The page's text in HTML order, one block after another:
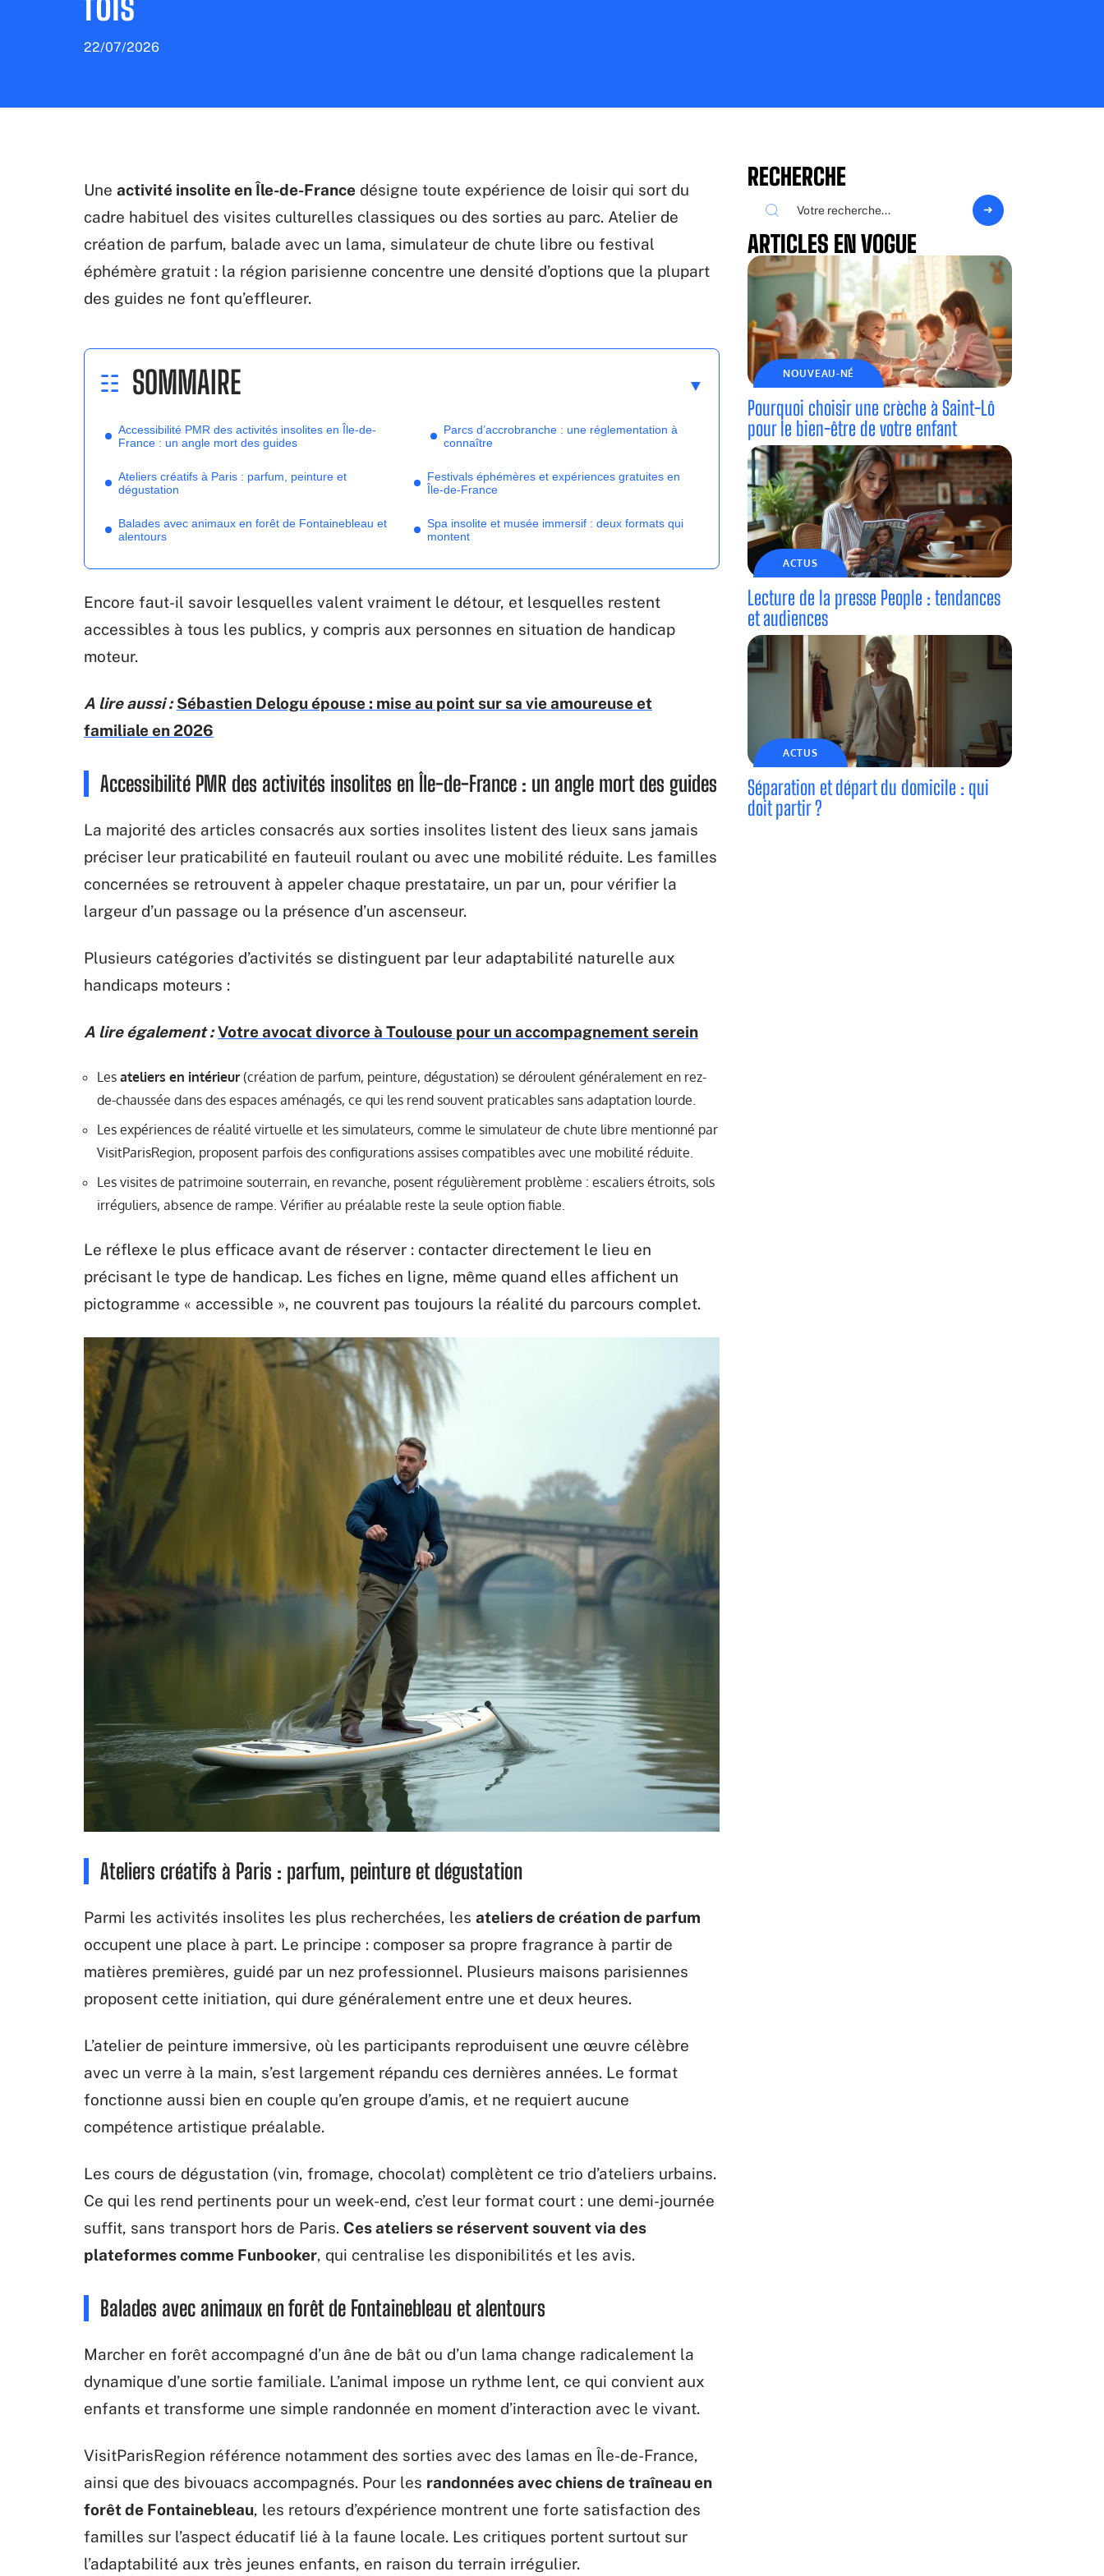
22/07/2026
Une activité insolite en Île-de-France désigne toute expérience de loisir qui sort du
cadre habituel des visites culturelles classiques ou des sorties au parc. Atelier de
création de parfum, balade avec un lama, simulateur de chute libre ou festival
éphémère gratuit : la région parisienne concentre une densité d’options que la plupart
des guides ne font qu’effleurer.
SOMMAIRE
Accessibilité PMR des activités insolites en Île-de-
France : un angle mort des guides
Ateliers créatifs à Paris : parfum, peinture et
dégustation
Balades avec animaux en forêt de Fontainebleau et
alentours
Parcs d’accrobranche : une réglementation à
connaître
Festivals éphémères et expériences gratuites en
Île-de-France
Spa insolite et musée immersif : deux formats qui
montent
Encore faut-il savoir lesquelles valent vraiment le détour, et lesquelles restent
accessibles à tous les publics, y compris aux personnes en situation de handicap
moteur.
A lire aussi : Sébastien Delogu épouse : mise au point sur sa vie amoureuse et
familiale en 2026
Accessibilité PMR des activités insolites en Île-de-France : un angle mort des guides
La majorité des articles consacrés aux sorties insolites listent des lieux sans jamais
préciser leur praticabilité en fauteuil roulant ou avec une mobilité réduite. Les familles
concernées se retrouvent à appeler chaque prestataire, un par un, pour vérifier la
largeur d’un passage ou la présence d’un ascenseur.
Plusieurs catégories d’activités se distinguent par leur adaptabilité naturelle aux
handicaps moteurs :
A lire également : Votre avocat divorce à Toulouse pour un accompagnement serein
Les ateliers en intérieur (création de parfum, peinture, dégustation) se déroulent généralement en rez-
de-chaussée dans des espaces aménagés, ce qui les rend souvent praticables sans adaptation lourde.
Les expériences de réalité virtuelle et les simulateurs, comme le simulateur de chute libre mentionné par
VisitParisRegion, proposent parfois des configurations assises compatibles avec une mobilité réduite.
Les visites de patrimoine souterrain, en revanche, posent régulièrement problème : escaliers étroits, sols
irréguliers, absence de rampe. Vérifier au préalable reste la seule option fiable.
Le réflexe le plus efficace avant de réserver : contacter directement le lieu en
précisant le type de handicap. Les fiches en ligne, même quand elles affichent un
pictogramme « accessible », ne couvrent pas toujours la réalité du parcours complet.
Ateliers créatifs à Paris : parfum, peinture et dégustation
Parmi les activités insolites les plus recherchées, les ateliers de création de parfum
occupent une place à part. Le principe : composer sa propre fragrance à partir de
matières premières, guidé par un nez professionnel. Plusieurs maisons parisiennes
proposent cette initiation, qui dure généralement entre une et deux heures.
L’atelier de peinture immersive, où les participants reproduisent une œuvre célèbre
avec un verre à la main, s’est largement répandu ces dernières années. Le format
fonctionne aussi bien en couple qu’en groupe d’amis, et ne requiert aucune
compétence artistique préalable.
Les cours de dégustation (vin, fromage, chocolat) complètent ce trio d’ateliers urbains.
Ce qui les rend pertinents pour un week-end, c’est leur format court : une demi-journée
suffit, sans transport hors de Paris. Ces ateliers se réservent souvent via des
plateformes comme Funbooker, qui centralise les disponibilités et les avis.
Balades avec animaux en forêt de Fontainebleau et alentours
Marcher en forêt accompagné d’un âne de bât ou d’un lama change radicalement la
dynamique d’une sortie familiale. L’animal impose un rythme lent, ce qui convient aux
enfants et transforme une simple randonnée en moment d’interaction avec le vivant.
VisitParisRegion référence notamment des sorties avec des lamas en Île-de-France,
ainsi que des bivouacs accompagnés. Pour les randonnées avec chiens de traîneau en
forêt de Fontainebleau, les retours d’expérience montrent une forte satisfaction des
familles sur l’aspect éducatif lié à la faune locale. Les critiques portent surtout sur
l’adaptabilité aux très jeunes enfants, en raison du terrain irrégulier.
RECHERCHE
ARTICLES EN VOGUE
NOUVEAU-NÉ
Pourquoi choisir une crèche à Saint-Lô
pour le bien-être de votre enfant
ACTUS
Lecture de la presse People : tendances
et audiences
ACTUS
Séparation et départ du domicile : qui
doit partir ?